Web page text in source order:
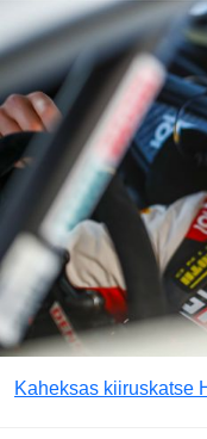
Kaheksas kiiruskatse